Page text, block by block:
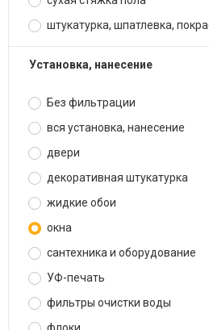
штукатурка, шпатлевка,
установка, нанесение
Без фильтрации
вся установка, нанесение
двери
декоративная штукатурка
жидкие обои
окна
сантехника и оборудование
УФ-печать
фильтры очистки воды